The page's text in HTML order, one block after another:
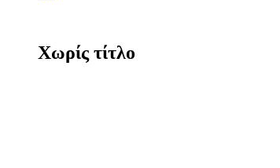
Χωρίς τίτλο